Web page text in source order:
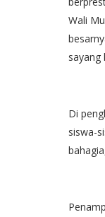
Wali
sayang
Di
siswa-